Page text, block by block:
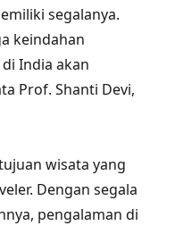
segalanya.
keindahan
India akan
Prof. Shanti Devi,
wisata yang
Dengan segala
pengalaman di